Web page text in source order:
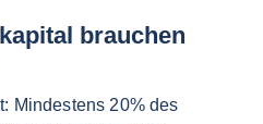
Mindestens 20% des
brauchen